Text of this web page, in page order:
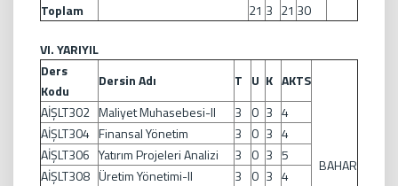
Toplam
21 3 21 30
VI. YARIYIL
Ders
Kodu
Dersin Adı T U K AKTS
BAHAR
AİŞLT302 Maliyet Muhasebesi-II 3 0 3 4
AİŞLT304 Finansal Yönetim 3 0 3 4
AİŞLT306 Yatırım Projeleri Analizi 3 0 3 5
AİŞLT308 Üretim Yönetimi-II 3 0 3 4